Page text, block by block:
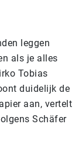
leggen
als je alles
Tobias
duidelijk de
aan, vertelt
Schäfer